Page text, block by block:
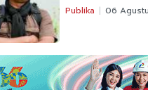
Publika 06